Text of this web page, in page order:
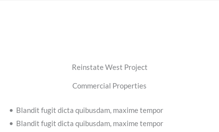
Reinstate West Project
Commercial Properties
Blandit fugit dicta quibusdam, maxime tempor
Blandit fugit dicta quibusdam, maxime tempor